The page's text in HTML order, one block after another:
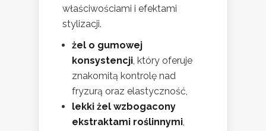
właściwościami i efektami
stylizacji.
żel o gumowej
konsystencji, który oferuje
znakomitą kontrolę nad
fryzurą oraz elastyczność,
lekki żel wzbogacony
ekstraktami roślinnymi,